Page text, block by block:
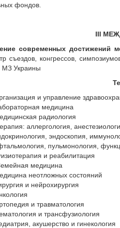
фондов.
III
современных достижений
съездов, конгрессов,
Украины
и управление
медицина
радиология
аллергология,
эндоскопия,
пульмонология,
и реабилитация
медицина
неотложных состояний
и нейрохирургия
и травматология
и трансфузиология
акушерство и гинекология